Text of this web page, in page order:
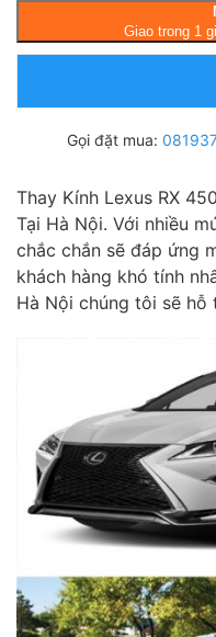
Giao trong 1
Gọi đặt mua:
Thay Kính Lexus RX
Tại Hà Nội. Với nhiều
chắc chắn sẽ đáp ứng
khách hàng khó tính
Hà Nội chúng tôi sẽ hỗ